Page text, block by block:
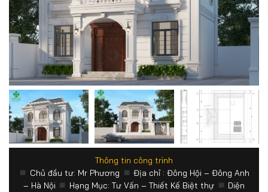
Thông tin công trình
Chủ đầu tư: Mr Phương
Địa chỉ : Đông Hội – Đông Anh
– Hà Nội
Hạng Mục: Tư Vấn – Thiết Kế Biệt thự
Diện